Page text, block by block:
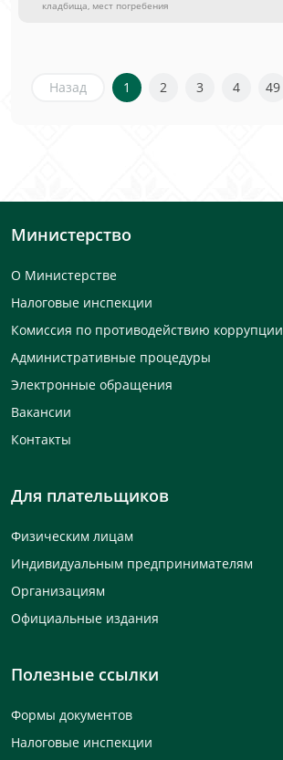
кладбища, мест погребения
Назад 1 2 3 4 49
Министерство
О Министерстве
Налоговые инспекции
Комиссия по противодействию коррупции
Административные процедуры
Электронные обращения
Вакансии
Контакты
Для плательщиков
Физическим лицам
Индивидуальным предпринимателям
Организациям
Официальные издания
Полезные ссылки
Формы документов
Налоговые инспекции